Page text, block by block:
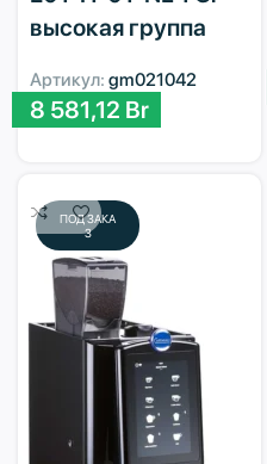
высокая группа
Артикул: gm021042
8 581,12 Br
ПОД ЗАКА
З